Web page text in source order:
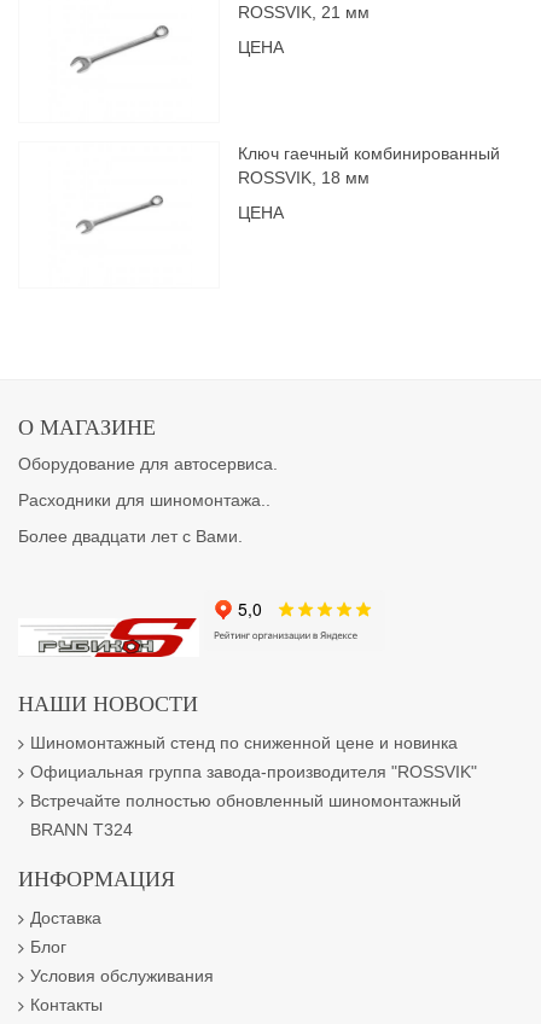
ROSSVIK, 21 мм
ЦЕНА
Ключ гаечный комбинированный
ROSSVIK, 18 мм
ЦЕНА
О МАГАЗИНЕ
Оборудование для автосервиса.
Расходники для шиномонтажа..
Более двадцати лет с Вами.
НАШИ НОВОСТИ
Шиномонтажный стенд по сниженной цене и новинка
Официальная группа завода-производителя "ROSSVIK"
Встречайте полностью обновленный шиномонтажный
BRANN T324
ИНФОРМАЦИЯ
Доставка
Блог
Условия обслуживания
Контакты